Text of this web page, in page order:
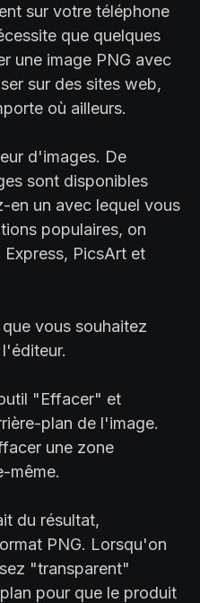
sur votre téléphone
que quelques
une image PNG avec
sur des sites web,
où ailleurs.
d'images. De
sont disponibles
en un avec lequel vous
populaires, on
PicsArt et
vous souhaitez
"Effacer" et
plan de l'image.
une zone
même.
du résultat,
PNG. Lorsqu'on
"transparent"
pour que le produit